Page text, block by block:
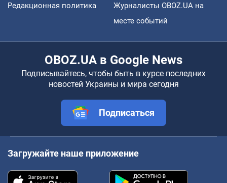
Редакционная политика
Журналисты OBOZ.UA на
месте событий
OBOZ.UA в Google News
Подписывайтесь, чтобы быть в курсе последних
новостей Украины и мира сегодня
Подписаться
Загружайте наше приложение